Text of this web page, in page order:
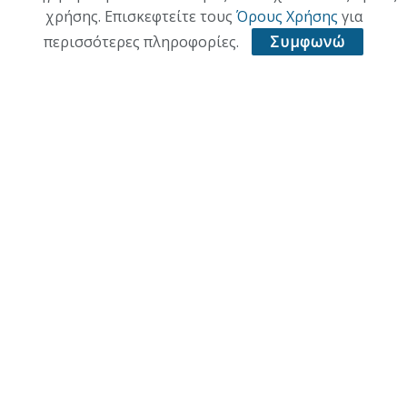
ΥΓΕΙΑ
χρήσης. Επισκεφτείτε τους Όρους Χρήσης για
περισσότερες πληροφορίες.
Συμφωνώ